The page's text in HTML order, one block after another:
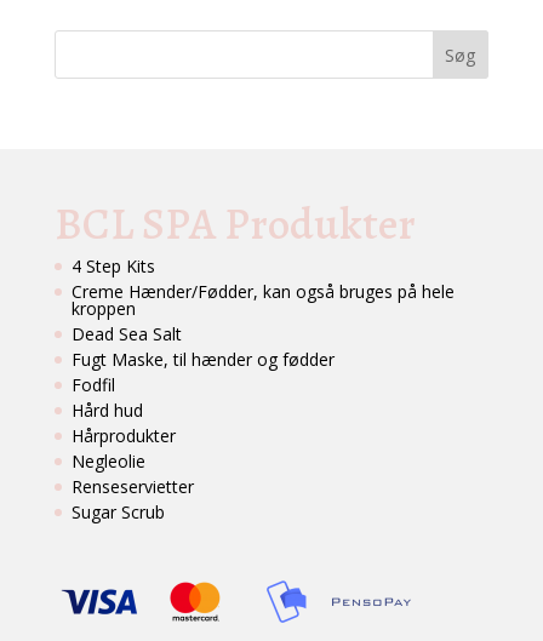
BCL SPA Produkter
4 Step Kits
Creme Hænder/Fødder, kan også bruges på hele
kroppen
Dead Sea Salt
Fugt Maske, til hænder og fødder
Fodfil
Hård hud
Hårprodukter
Negleolie
Renseservietter
Sugar Scrub